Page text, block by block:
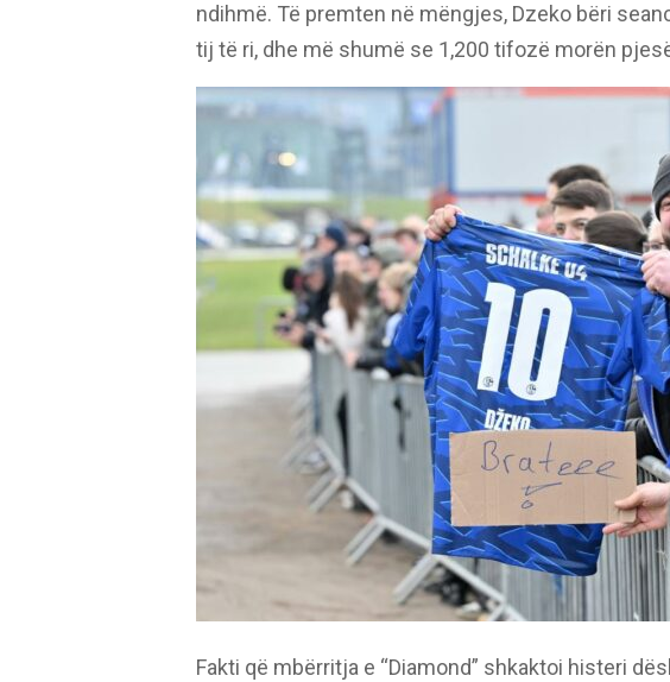
ndihmë. Të premten në mëngjes, Dzeko bëri
tij të ri, dhe më shumë se 1,200 tifozë morën
Fakti që mbërritja e “Diamond” shkaktoi histeri